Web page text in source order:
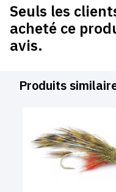
Seuls les
acheté ce
avis.
Produits